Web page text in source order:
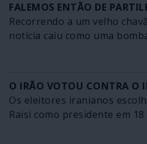
FALEMOS ENTÃO DE
Recorrendo a um velho
notícia caiu como uma
O IRÃO VOTOU CONTRA O
Os eleitores iranianos
Raisi como presidente em 18